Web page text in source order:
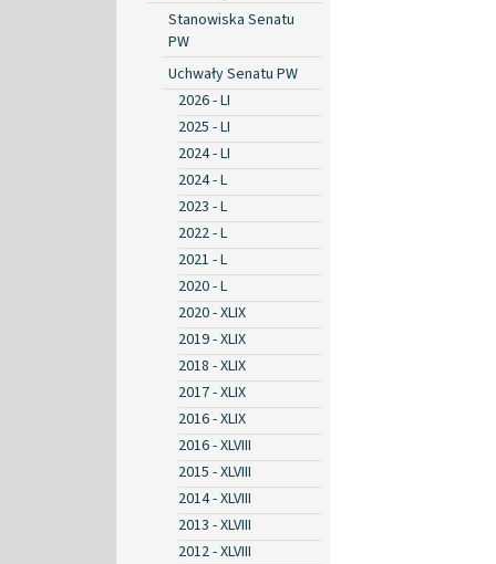
Stanowiska Senatu
PW
Uchwały Senatu PW
2026 - LI
2025 - LI
2024 - LI
2024 - L
2023 - L
2022 - L
2021 - L
2020 - L
2020 - XLIX
2019 - XLIX
2018 - XLIX
2017 - XLIX
2016 - XLIX
2016 - XLVIII
2015 - XLVIII
2014 - XLVIII
2013 - XLVIII
2012 - XLVIII